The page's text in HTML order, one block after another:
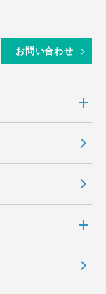
お問い合わせ